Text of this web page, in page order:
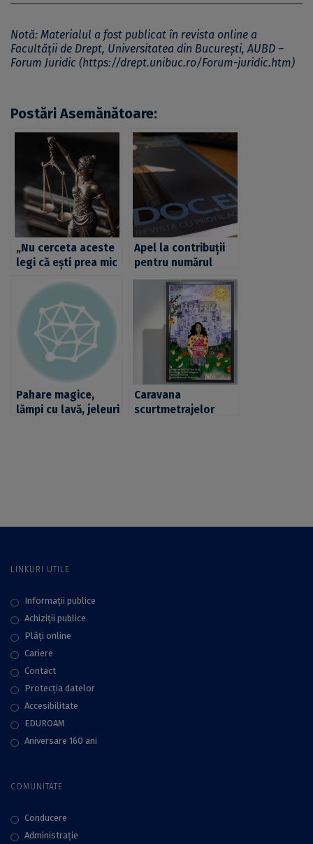
Notă: Materialul a fost publicat în revista online a
Facultății de Drept, Universitatea din București, AUBD –
Forum Juridic (https://drept.unibuc.ro/Forum-juridic.htm)
Postări Asemănătoare:
„Nu cerceta aceste
legi că ești prea mic
Despre justificarea
normei | Radu
Rizoiu
Apel la contribuții
pentru numărul
patru al revistei
Doc.Eu. Tema ediției:
„Închisoarea –
fenomen istoric,
sociologic și
psihologic”
Pahare magice,
lămpi cu lavă, jeleuri
Noaptea
Caravana
scurtmetrajelor
LINKURI UTILE
Informații publice
Achiziții publice
Plăţi online
Cariere
Contact
Protecţia datelor
Accesibilitate
EDUROAM
Aniversare 160 ani
COMUNITATE
Conducere
Administraţie